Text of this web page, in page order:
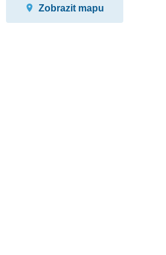
Zobrazit mapu